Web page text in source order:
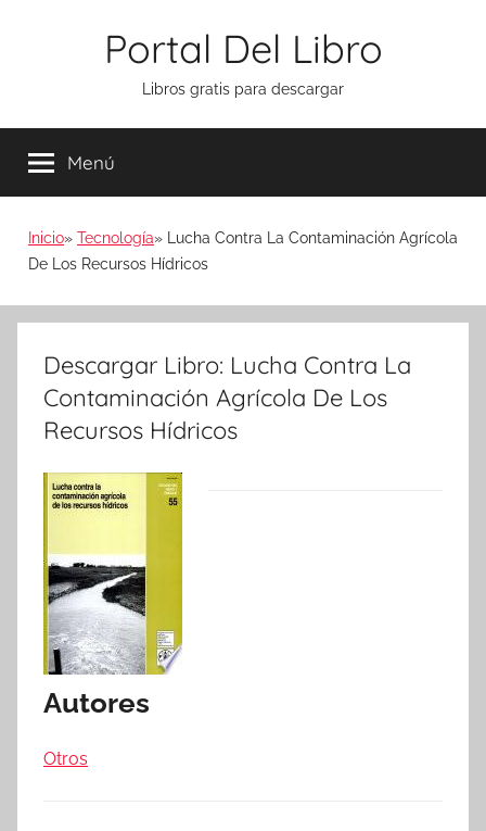
Portal Del Libro
Libros gratis para descargar
Menú
Inicio Tecnología
Lucha Contra La Contaminación Agrícola
De Los Recursos Hídricos
Descargar Libro: Lucha Contra La
Contaminación Agrícola De Los
Recursos Hídricos
Autores
Otros